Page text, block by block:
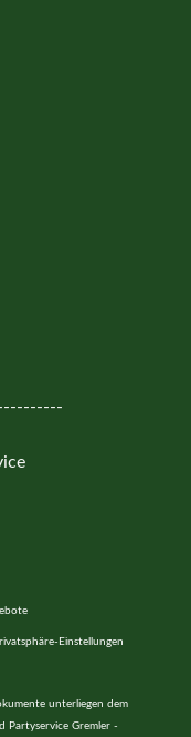
Einstellungen
unterliegen dem
Partyservice Gremler -